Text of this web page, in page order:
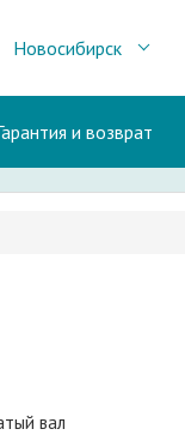
Новосибирск
и возврат
вал